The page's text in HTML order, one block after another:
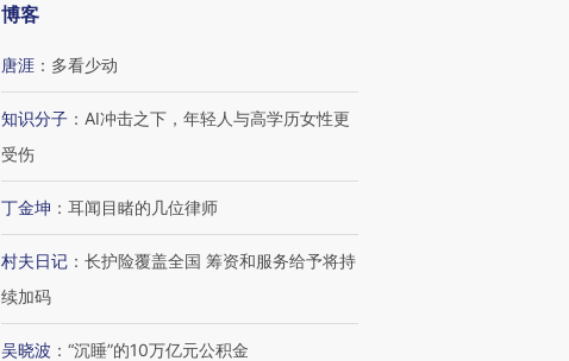
博客
唐涯 ： 多看少动
知识分子 ： AI冲击之下，年轻人与高学历女性更
受伤
丁金坤 ： 耳闻目睹的几位律师
村夫日记 ： 长护险覆盖全国 筹资和服务给予将持
续加码
吴晓波 ： “沉睡”的10万亿元公积金